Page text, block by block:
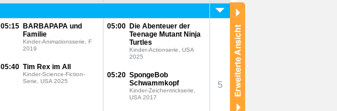
05:15 BARBAPAPA und
Familie
Kinder-Animationsserie, F
2019
05:40 Tim Rex im All
Kinder-Science-Fiction-
Serie, USA 2025
05:00 Die Abenteuer der
Teenage Mutant Ninja
Turtles
Kinder-Actionserie, USA
2025
05:20 SpongeBob
Schwammkopf
Kinder-Zeichentrickserie,
USA 2017
5